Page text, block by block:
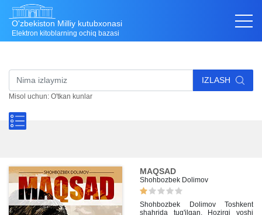
O'zbekiston Milliy kutubxonasi
Elektron kitoblarning ochiq bazasi
IZLASH
Misol uchun: O'tkan kunlar
MAQSAD
Shohbozbek Dolimov
Shohbozbek Dolimov Toshkent
shahrida tug'ilgan. Hozirgi yoshi